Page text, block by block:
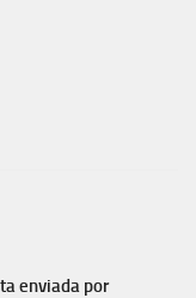
enviada por